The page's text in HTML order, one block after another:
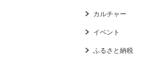
カルチャー
イベント
ふるさと納税